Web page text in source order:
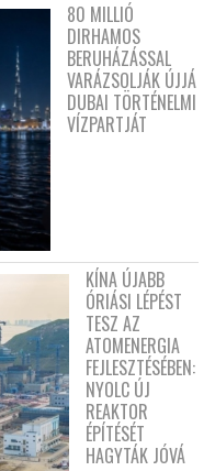
80 MILLIÓ
DIRHAMOS
BERUHÁZÁSSAL
VARÁZSOLJÁK ÚJJÁ
DUBAI TÖRTÉNELMI
VÍZPARTJÁT
KÍNA ÚJABB
ÓRIÁSI LÉPÉST
TESZ AZ
ATOMENERGIA
FEJLESZTÉSÉBEN:
NYOLC ÚJ
REAKTOR
ÉPÍTÉSÉT
HAGYTÁK JÓVÁ